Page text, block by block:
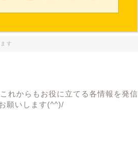
す
れからもお役に立てる各情報を発信
願いします(^^)/